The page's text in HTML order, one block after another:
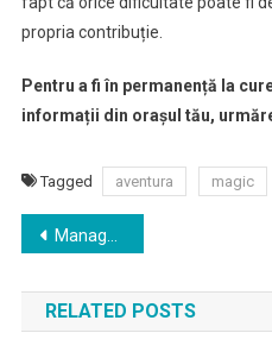
propria contribuție.
Pentru a fi în permanență la
informații din orașul tău,
Tagged aventura magic
Navigare
în
articole
Managerul Spitalului Judeţean Covasna recunoaște că mulţi oameni cu boli grave nu vin la spital de teama COVID
RELATED POSTS